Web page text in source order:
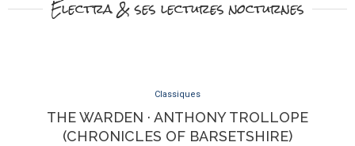
Electra & ses lectures nocturnes
Classiques
THE WARDEN · ANTHONY TROLLOPE
(CHRONICLES OF BARSETSHIRE)